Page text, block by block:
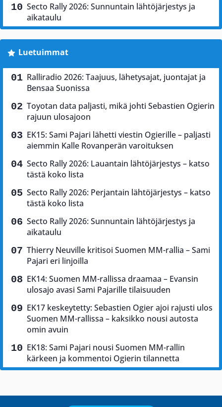
Secto Rally 2026: Sunnuntain lähtöjärjestys ja
aikataulu
Luetuimmat
Ralliradio 2026: Taajuus, lähetysajat, juontajat ja
Bensaa Suonissa
Toyotan data paljasti, mikä johti Sebastien Ogierin
rajuun ulosajoon
EK15: Sami Pajari lähetti viestin Ogierille – paljasti
aiemmin Kalle Rovanperän varoituksen
Secto Rally 2026: Lauantain lähtöjärjestys – katso
tästä koko lista
Secto Rally 2026: Perjantain lähtöjärjestys – katso
tästä koko lista
Secto Rally 2026: Sunnuntain lähtöjärjestys ja
aikataulu
Thierry Neuville kritisoi Suomen MM-rallia – Sami
Pajari eri linjoilla
EK14: Suomen MM-rallissa draamaa – Evansin
ulosajo avasi Sami Pajarille tilaisuuden
EK17 keskeytetty: Sebastien Ogier ajoi rajusti ulos
Suomen MM-rallissa – kaksikko nousi autosta
omin avuin
EK18: Sami Pajari nousi Suomen MM-rallin
kärkeen ja kommentoi Ogierin tilannetta